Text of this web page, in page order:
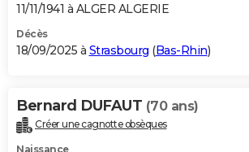
11/11/1941 à ALGER ALGERIE
Décès
18/09/2025 à Strasbourg (Bas-Rhin)
Bernard DUFAUT (70 ans)
Créer une cagnotte obsèques
Naissance